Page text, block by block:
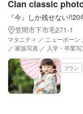
Clan classic
『今』しか残せない
笠間市下市毛271-1
マタニティ ／ ニューボーン
／ 家族写真 ／ 入学・卒業写
プラン